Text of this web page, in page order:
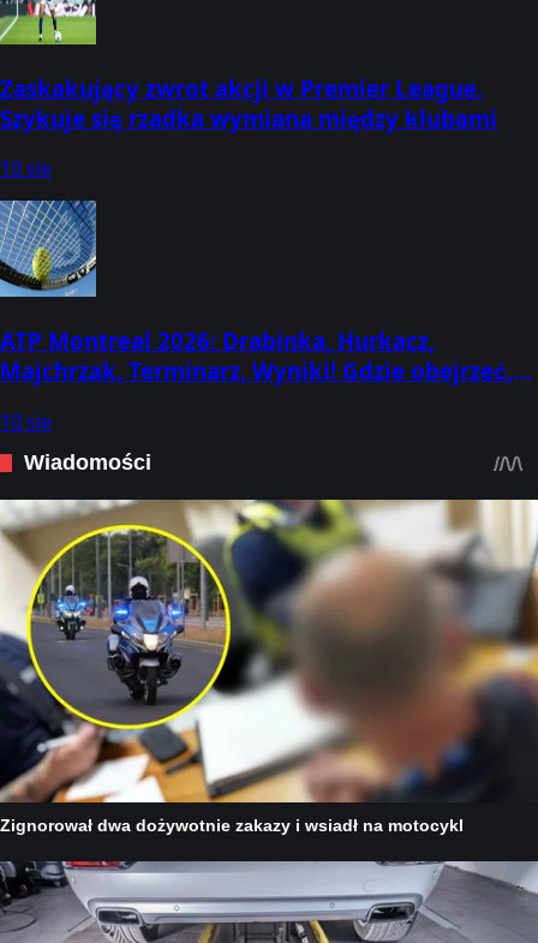
Zaskakujący zwrot akcji w Premier League.
Szykuje się rzadka wymiana między klubami
10 sie
ATP Montreal 2026: Drabinka, Hurkacz,
Majchrzak, Terminarz, Wyniki! Gdzie obejrzeć,
Open]
10 sie